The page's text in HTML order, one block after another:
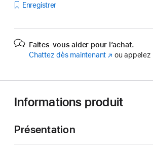
Enregistrer
Faites-vous aider pour l’achat.
Chattez dès maintenant (s’ouvre
ou appelez
Informations produit
Présentation